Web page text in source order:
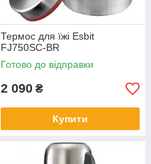
Термос для їжі Esbit
FJ750SC-BR
Готово до відправки
2 090 ₴
Купити